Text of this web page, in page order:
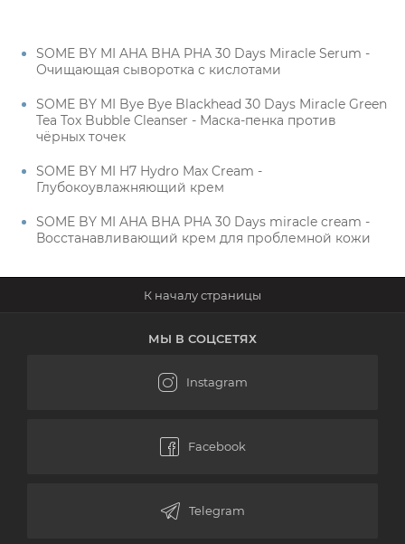
SOME BY MI AHA BHA PHA 30 Days Miracle Serum -
Очищающая сыворотка с кислотами
SOME BY MI Bye Bye Blackhead 30 Days Miracle Green
Tea Tox Bubble Cleanser - Маска-пенка против
чёрных точек
SOME BY MI H7 Hydro Max Cream -
Глубокоувлажняющий крем
SOME BY MI AHA BHA PHA 30 Days miracle cream -
Восстанавливающий крем для проблемной кожи
МЫ В СОЦСЕТЯХ